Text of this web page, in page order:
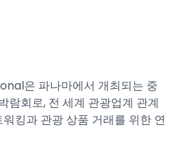
은 파나마에서 개최되는 중
람회로, 전 세계 관광업계 관계
킹과 관광 상품 거래를 위한 연